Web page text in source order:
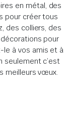
en métal, des
pour créer tous
des colliers, des
pour
le à vos amis et à
seulement c’est
meilleurs vœux.